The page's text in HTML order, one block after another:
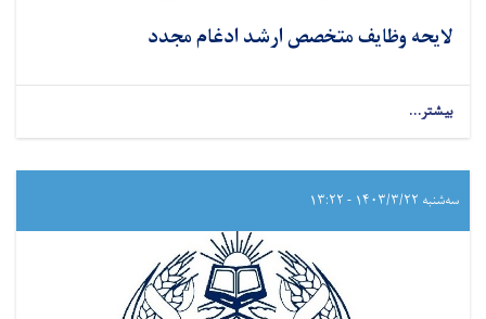
لایحه وظایف متخصص ارشد ادغام مجدد
بیشتر...
سه‌شنبه ۱۴۰۳/۳/۲۲ - ۱۳:۲۲